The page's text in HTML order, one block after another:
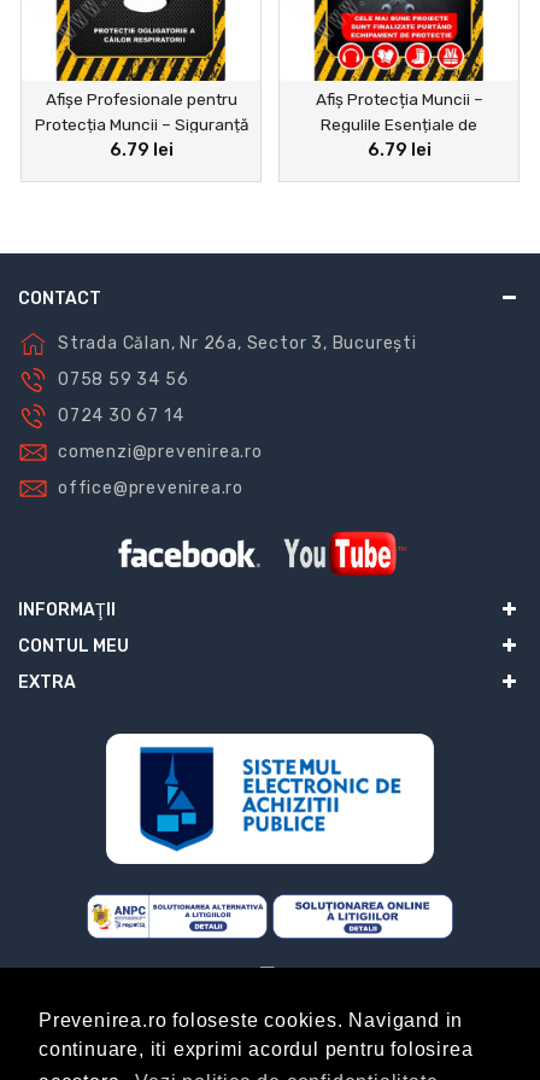
Prevenirea.ro foloseste cookies. Navigand in
continuare, iti exprimi acordul pentru folosirea
Afișe Profesionale pentru
Protecția Muncii – Siguranță
și Conformitate în Fiecare
6.79 lei
Afiș Protecția Muncii –
Regulile Esențiale de
Siguranță
6.79 lei
CONTACT
Strada Călan, Nr 26a, Sector 3, București
0758 59 34 56
0724 30 67 14
comenzi@prevenirea.ro
office@prevenirea.ro
INFORMAŢII
CONTUL MEU
EXTRA
ABONARE